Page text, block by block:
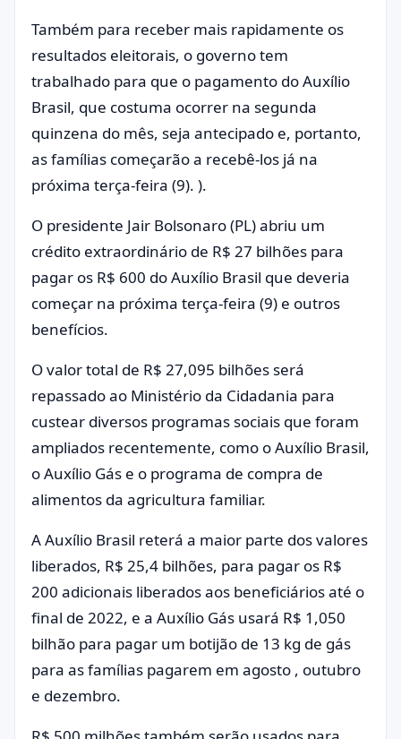
Também para receber mais rapidamente os
resultados eleitorais, o governo tem
trabalhado para que o pagamento do Auxílio
Brasil, que costuma ocorrer na segunda
quinzena do mês, seja antecipado e, portanto,
as famílias começarão a recebê-los já na
próxima terça-feira (9). ).
O presidente Jair Bolsonaro (PL) abriu um
crédito extraordinário de R$ 27 bilhões para
pagar os R$ 600 do Auxílio Brasil que deveria
começar na próxima terça-feira (9) e outros
benefícios.
O valor total de R$ 27,095 bilhões será
repassado ao Ministério da Cidadania para
custear diversos programas sociais que foram
ampliados recentemente, como o Auxílio Brasil,
o Auxílio Gás e o programa de compra de
alimentos da agricultura familiar.
A Auxílio Brasil reterá a maior parte dos valores
liberados, R$ 25,4 bilhões, para pagar os R$
200 adicionais liberados aos beneficiários até o
final de 2022, e a Auxílio Gás usará R$ 1,050
bilhão para pagar um botijão de 13 kg de gás
para as famílias pagarem em agosto , outubro
e dezembro.